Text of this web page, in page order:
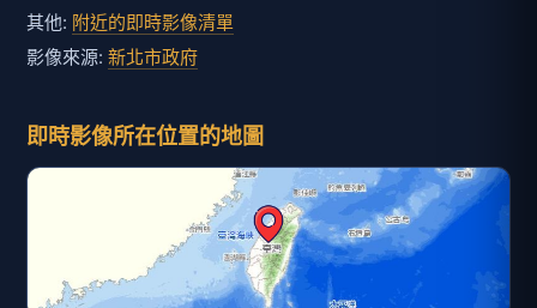
其他: 附近的即時影像清單
影像來源: 新北市政府
即時影像所在位置的地圖